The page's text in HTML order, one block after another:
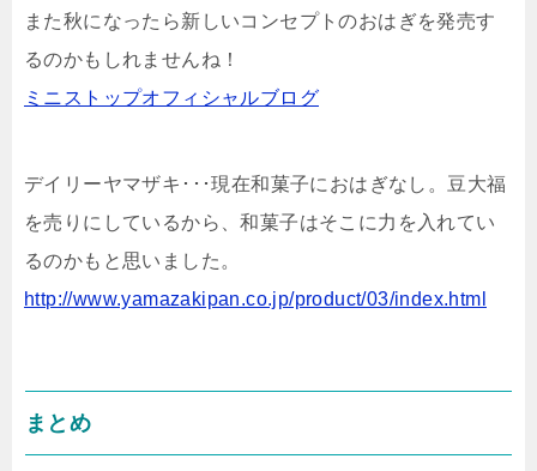
また秋になったら新しいコンセプトのおはぎを発売す
るのかもしれませんね！
ミニストップオフィシャルブログ
デイリーヤマザキ･･･現在和菓子におはぎなし。豆大福
を売りにしているから、和菓子はそこに力を入れてい
るのかもと思いました。
http://www.yamazakipan.co.jp/product/03/index.html
まとめ